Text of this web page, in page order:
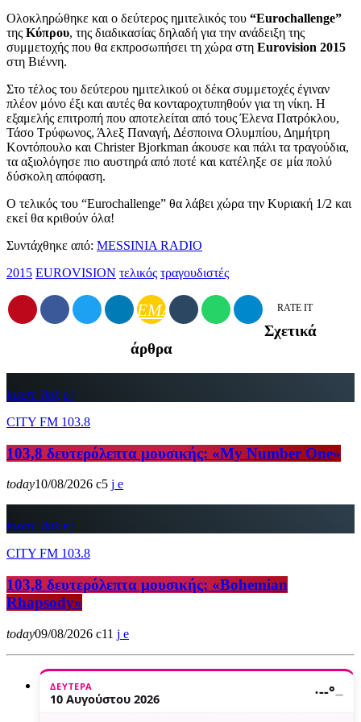
Ολοκληρώθηκε και ο δεύτερος ημιτελικός του “Eurochallenge”
της Κύπρου, της διαδικασίας δηλαδή για την ανάδειξη της
συμμετοχής που θα εκπροσωπήσει τη χώρα στη Eurovision 2015
στη Βιέννη.
Στο τέλος του δεύτερου ημιτελικού οι δέκα συμμετοχές έγιναν
πλέον μόνο έξι και αυτές θα κονταροχτυπηθούν για τη νίκη. Η
εξαμελής επιτροπή που αποτελείται από τους Έλενα Πατρόκλου,
Τάσο Τρύφωνος, Άλεξ Παναγή, Δέσποινα Ολυμπίου, Δημήτρη
Κοντόπουλο και Christer Bjorkman άκουσε και πάλι τα τραγούδια,
τα αξιολόγησε πιο αυστηρά από ποτέ και κατέληξε σε μία πολύ
δύσκολη απόφαση.
Ο τελικός του “Eurochallenge” θα λάβει χώρα την Κυριακή 1/2 και
εκεί θα κριθούν όλα!
Συντάχθηκε από: MESSINIA RADIO
2015 EUROVISION τελικός τραγουδιστές
EMAIL RATE IT
Σχετικά
άρθρα
insert_link
CITY FM 103.8
103,8 δευτερόλεπτα μουσικής: «My Number One»
today10/08/2026 5
insert_link
CITY FM 103.8
103,8 δευτερόλεπτα μουσικής: «Bohemian
Rhapsody»
today09/08/2026 11
ΔΕΥΤΈΡΑ
10 Αυγούστου 2026 ·--°—